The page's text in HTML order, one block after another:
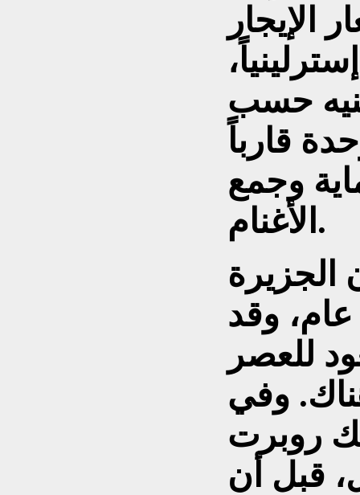
الإيجار
جنيهاً إسترلينياً،
1300 جنيه حسب
قارباً
وجمع
الأغنام.
الجزيرة
9 آلاف عام، وقد
للعصر
وفي
روبرت
قبل أن